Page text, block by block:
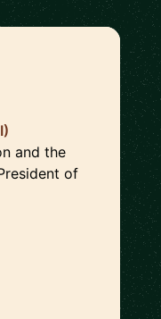
and the
of